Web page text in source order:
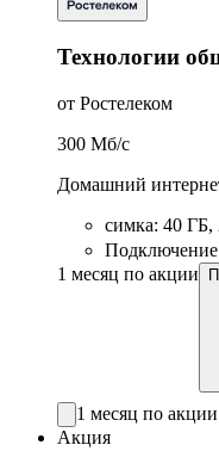
Технологии
от Ростелеком
300 Мб/c
Домашний
симка: 40 ГБ,
1 месяц по акции
1 месяц по акции
Акция